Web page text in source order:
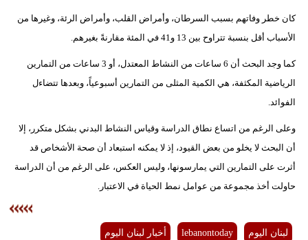
كان خطر وفاتهم بسبب السرطان، وأمراض القلب، وأمراض الرئة، وغيرها من
الأسباب أقل بنسبة تتراوح بين 13 و41 في المئة مقارنةً بغيرهم.
كما وجد البحث أن 6 ساعات من النشاط المعتدل، أو 3 ساعات من التمارين
الرياضية المكثفة، هي الكمية المثلى من التمارين أسبوعياً، وبعدها تتضاءل
الفوائد.
وعلى الرغم من اتساع نطاق الدراسة وقياس النشاط البدني بشكل متكرر، إلا
أن البحث لا يخلو من بعض القيود، إذ لا يمكنه استبعاد أن صحة الأشخاص قد
أثرت على التمارين التي يمارسونها، وليس العكس، على الرغم من أن الدراسة
حاولت أخذ مجموعة من عوامل نمط الحياة في الاعتبار.
لبنان اليوم lebanontoday أخبار لبنان اليوم